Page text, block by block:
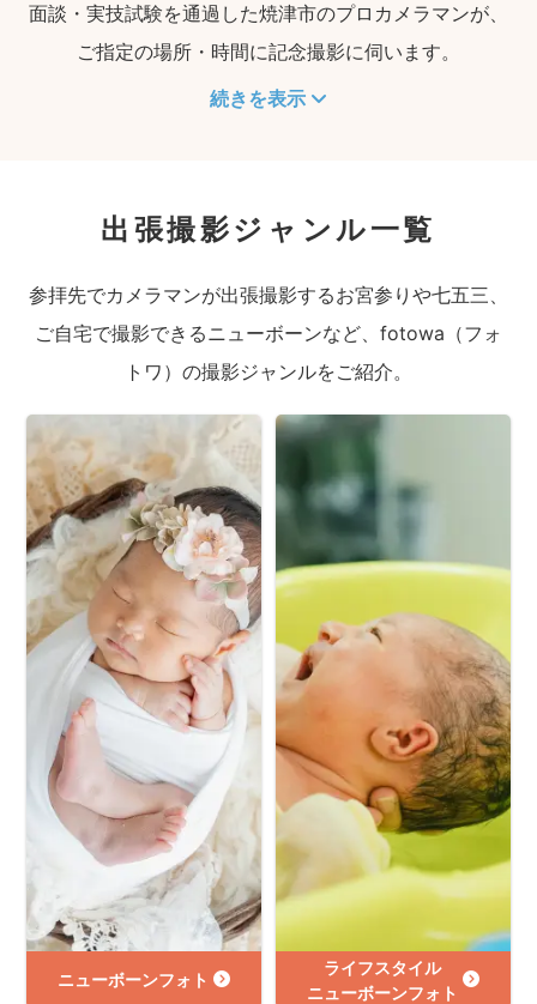
面談・実技試験を通過した焼津市のプロカメラマンが、
ご指定の場所・時間に記念撮影に伺います。
続きを表示
出張撮影ジャンル一覧
参拝先でカメラマンが出張撮影するお宮参りや七五三、
ご自宅で撮影できるニューボーンなど、fotowa（フォ
トワ）の撮影ジャンルをご紹介。
ニューボーンフォト
ライフスタイル
ニューボーンフォト